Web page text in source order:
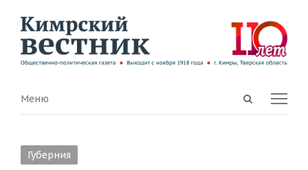
Open
Menu
Меню
Губерния